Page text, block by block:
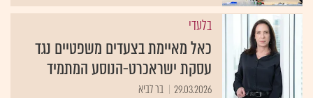
בלעדי
כאל מאיימת בצעדים משפטיים נגד
עסקת ישראכרט-הנוסע המתמיד
29.03.2026 בר לביא